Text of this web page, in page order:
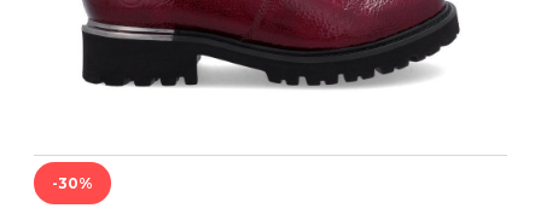
-30%